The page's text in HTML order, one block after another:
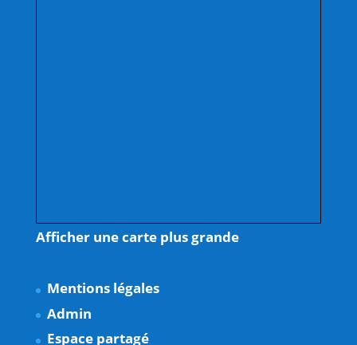
Afficher une carte plus grande
Mentions légales
Admin
Espace partagé